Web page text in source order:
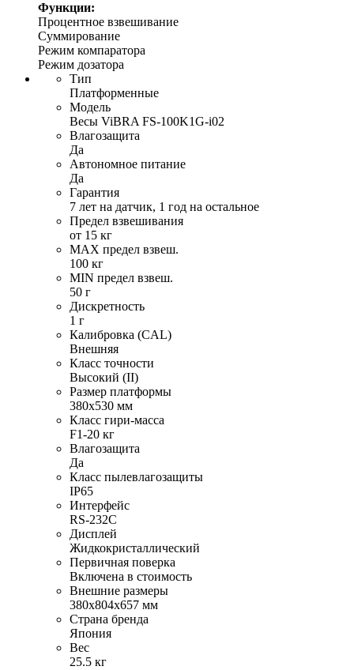
Функции:
Процентное взвешивание
Суммирование
Режим компаратора
Режим дозатора
Тип
Платформенные
Модель
Весы ViBRA FS-100K1G-i02
Влагозащита
Да
Автономное питание
Да
Гарантия
7 лет на датчик, 1 год на остальное
Предел взвешивания
от 15 кг
MAX предел взвеш.
100 кг
MIN предел взвеш.
50 г
Дискретность
1 г
Калибровка (CAL)
Внешняя
Класс точности
Высокий (II)
Размер платформы
380х530 мм
Класс гири-масса
F1-20 кг
Влагозащита
Да
Класс пылевлагозащиты
IP65
Интерфейс
RS-232C
Дисплей
Жидкокристаллический
Первичная поверка
Включена в стоимость
Внешние размеры
380х804х657 мм
Страна бренда
Япония
Вес
25.5 кг